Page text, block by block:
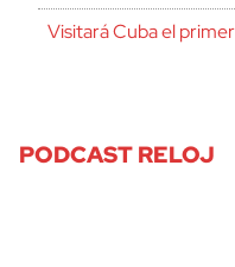
Visitará Cuba el
PODCAST RELOJ